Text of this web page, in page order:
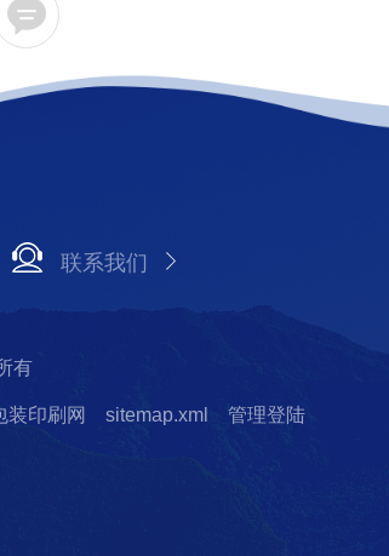
联系我们
有
装印刷网 sitemap.xml 管理登陆